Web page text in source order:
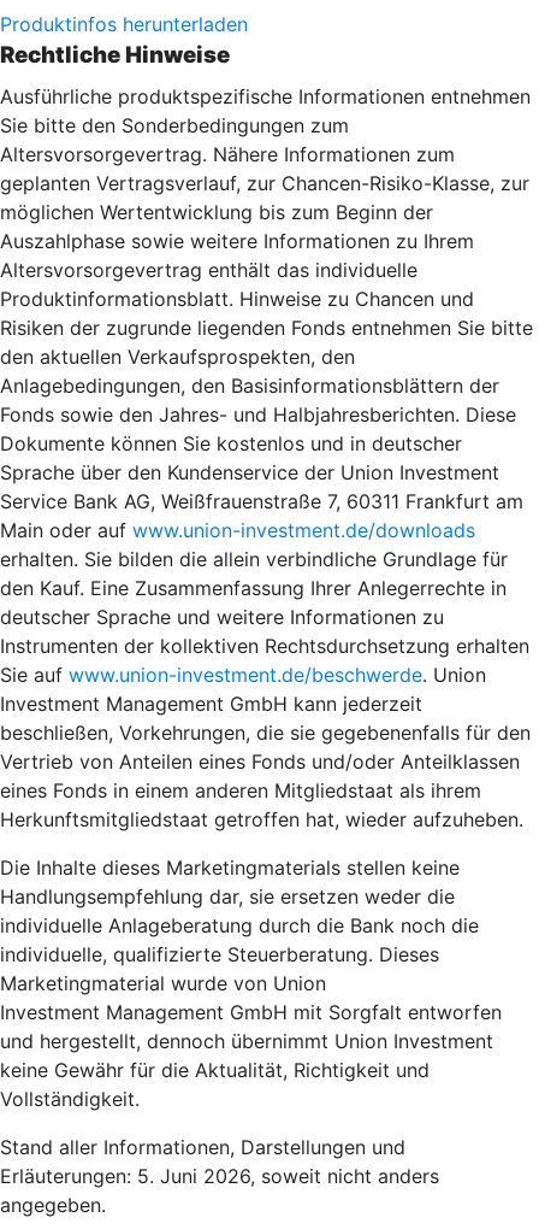
Produktinfos herunterladen
Rechtliche Hinweise
Ausführliche produktspezifische Informationen entnehmen
Sie bitte den Sonderbedingungen zum
Altersvorsorgevertrag. Nähere Informationen zum
geplanten Vertragsverlauf, zur Chancen-Risiko-Klasse, zur
möglichen Wertentwicklung bis zum Beginn der
Auszahlphase sowie weitere Informationen zu Ihrem
Altersvorsorgevertrag enthält das individuelle
Produktinformationsblatt. Hinweise zu Chancen und
Risiken der zugrunde liegenden Fonds entnehmen Sie bitte
den aktuellen Verkaufsprospekten, den
Anlagebedingungen, den Basisinformationsblättern der
Fonds sowie den Jahres- und Halbjahresberichten. Diese
Dokumente können Sie kostenlos und in deutscher
Sprache über den Kundenservice der Union Investment
Service Bank AG, Weißfrauenstraße 7, 60311 Frankfurt am
Main oder auf www.union-investment.de/downloads
erhalten. Sie bilden die allein verbindliche Grundlage für
den Kauf. Eine Zusammenfassung Ihrer Anlegerrechte in
deutscher Sprache und weitere Informationen zu
Instrumenten der kollektiven Rechtsdurchsetzung erhalten
Sie auf www.union-investment.de/beschwerde. Union
Investment Management GmbH kann jederzeit
beschließen, Vorkehrungen, die sie gegebenenfalls für den
Vertrieb von Anteilen eines Fonds und/oder Anteilklassen
eines Fonds in einem anderen Mitgliedstaat als ihrem
Herkunftsmitgliedstaat getroffen hat, wieder aufzuheben.
Die Inhalte dieses Marketingmaterials stellen keine
Handlungsempfehlung dar, sie ersetzen weder die
individuelle Anlageberatung durch die Bank noch die
individuelle, qualifizierte Steuerberatung. Dieses
Marketingmaterial wurde von Union
Investment Management GmbH mit Sorgfalt entworfen
und hergestellt, dennoch übernimmt Union Investment
keine Gewähr für die Aktualität, Richtigkeit und
Vollständigkeit.
Stand aller Informationen, Darstellungen und
Erläuterungen: 5. Juni 2026, soweit nicht anders
angegeben.